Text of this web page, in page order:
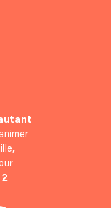
2